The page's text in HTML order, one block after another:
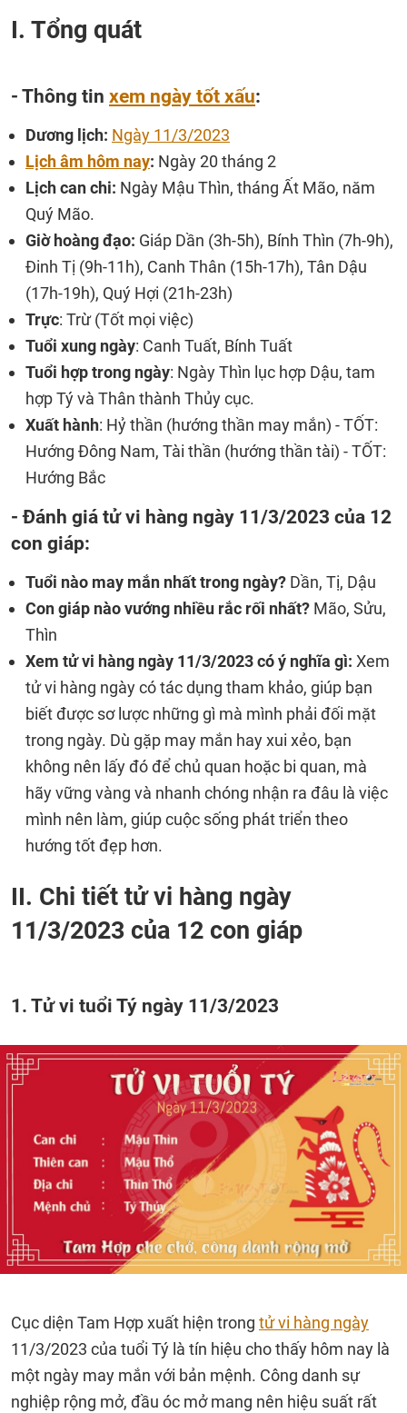
I. Tổng quát
- Thông tin xem ngày tốt xấu:
Dương lịch: Ngày 11/3/2023
Lịch âm hôm nay: Ngày 20 tháng 2
Lịch can chi: Ngày Mậu Thìn, tháng Ất Mão, năm
Quý Mão.
Giờ hoàng đạo: Giáp Dần (3h-5h), Bính Thìn (7h-9h),
Đinh Tị (9h-11h), Canh Thân (15h-17h), Tân Dậu
(17h-19h), Quý Hợi (21h-23h)
Trực: Trừ (Tốt mọi việc)
Tuổi xung ngày: Canh Tuất, Bính Tuất
Tuổi hợp trong ngày: Ngày Thìn lục hợp Dậu, tam
hợp Tý và Thân thành Thủy cục.
Xuất hành: Hỷ thần (hướng thần may mắn) - TỐT:
Hướng Đông Nam, Tài thần (hướng thần tài) - TỐT:
Hướng Bắc
- Đánh giá tử vi hàng ngày 11/3/2023 của 12
con giáp:
Tuổi nào may mắn nhất trong ngày? Dần, Tị, Dậu
Con giáp nào vướng nhiều rắc rối nhất? Mão, Sửu,
Thìn
Xem tử vi hàng ngày 11/3/2023 có ý nghĩa gì: Xem
tử vi hàng ngày có tác dụng tham khảo, giúp bạn
biết được sơ lược những gì mà mình phải đối mặt
trong ngày. Dù gặp may mắn hay xui xẻo, bạn
không nên lấy đó để chủ quan hoặc bi quan, mà
hãy vững vàng và nhanh chóng nhận ra đâu là việc
mình nên làm, giúp cuộc sống phát triển theo
hướng tốt đẹp hơn.
II. Chi tiết tử vi hàng ngày
11/3/2023 của 12 con giáp
1. Tử vi tuổi Tý ngày 11/3/2023
Cục diện Tam Hợp xuất hiện trong tử vi hàng ngày
11/3/2023 của tuổi Tý là tín hiệu cho thấy hôm nay là
một ngày may mắn với bản mệnh. Công danh sự
nghiệp rộng mở, đầu óc mở mang nên hiệu suất rất